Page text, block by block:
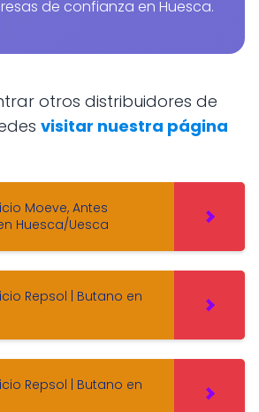
de confianza en Huesca.
visitar nuestra página
Moeve, Antes
Huesca/Uesca
Repsol | Butano en
Repsol | Butano en